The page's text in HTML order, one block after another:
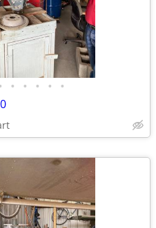
• • • • •